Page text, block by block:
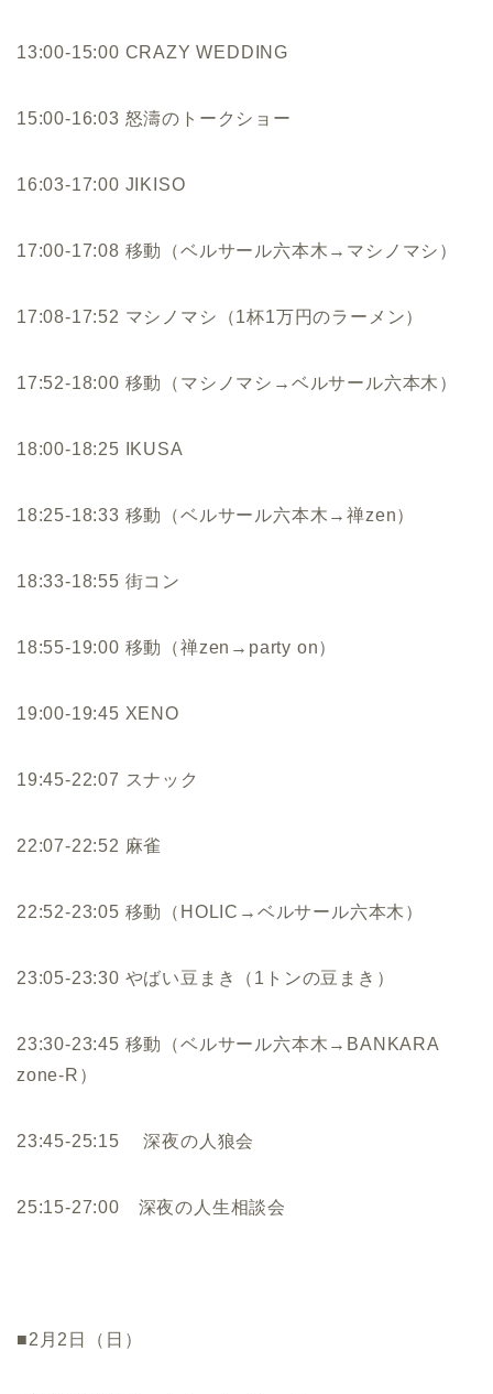
13:00-15:00 CRAZY WEDDING
15:00-16:03 怒濤のトークショー
16:03-17:00 JIKISO
17:00-17:08 移動（ベルサール六本木→マシノマシ）
17:08-17:52 マシノマシ（1杯1万円のラーメン）
17:52-18:00 移動（マシノマシ→ベルサール六本木）
18:00-18:25 IKUSA
18:25-18:33 移動（ベルサール六本木→禅zen）
18:33-18:55 街コン
18:55-19:00 移動（禅zen→party on）
19:00-19:45 XENO
19:45-22:07 スナック
22:07-22:52 麻雀
22:52-23:05 移動（HOLIC→ベルサール六本木）
23:05-23:30 やばい豆まき（1トンの豆まき）
23:30-23:45 移動（ベルサール六本木→BANKARA
zone-R）
23:45-25:15 深夜の人狼会
25:15-27:00 深夜の人生相談会
■2月2日（日）